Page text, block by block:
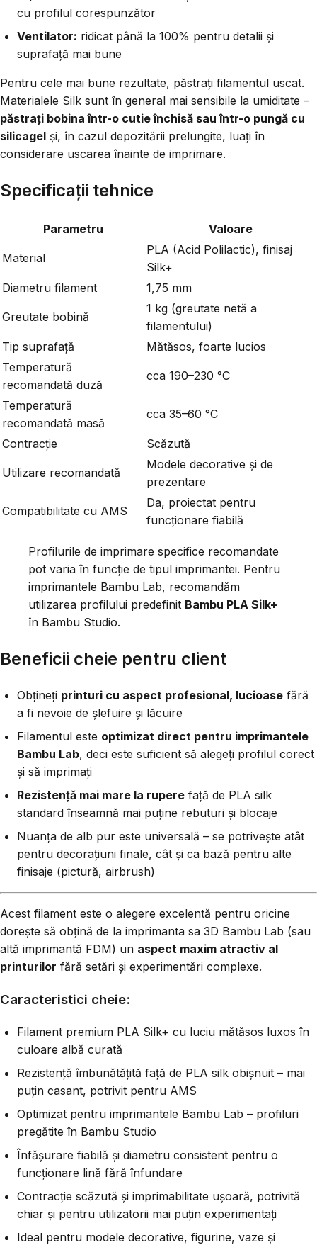
cu profilul corespunzător
Ventilator: ridicat până la 100% pentru detalii și
suprafață mai bune
Pentru cele mai bune rezultate, păstrați filamentul uscat.
Materialele Silk sunt în general mai sensibile la umiditate –
păstrați bobina într-o cutie închisă sau într-o pungă cu
silicagel și, în cazul depozitării prelungite, luați în
considerare uscarea înainte de imprimare.
Specificații tehnice
Parametru Valoare
Material
PLA (Acid Polilactic), finisaj
Silk+
Diametru filament
1,75 mm
Greutate bobină
1 kg (greutate netă a
filamentului)
Tip suprafață
Mătăsos, foarte lucios
Temperatură
recomandată duză
cca 190–230 °C
Temperatură
recomandată masă
cca 35–60 °C
Contracție Scăzută
Utilizare recomandată
Modele decorative și de
prezentare
Compatibilitate cu AMS
Da, proiectat pentru
funcționare fiabilă
Profilurile de imprimare specifice recomandate
pot varia în funcție de tipul imprimantei. Pentru
imprimantele Bambu Lab, recomandăm
utilizarea profilului predefinit Bambu PLA Silk+
în Bambu Studio.
Beneficii cheie pentru client
Obțineți printuri cu aspect profesional, lucioase fără
a fi nevoie de șlefuire și lăcuire
Filamentul este optimizat direct pentru imprimantele
Bambu Lab, deci este suficient să alegeți profilul corect
și să imprimați
Rezistență mai mare la rupere față de PLA silk
standard înseamnă mai puține rebuturi și blocaje
Nuanța de alb pur este universală – se potrivește atât
pentru decorațiuni finale, cât și ca bază pentru alte
finisaje (pictură, airbrush)
Acest filament este o alegere excelentă pentru oricine
dorește să obțină de la imprimanta sa 3D Bambu Lab (sau
altă imprimantă FDM) un aspect maxim atractiv al
printurilor fără setări și experimentări complexe.
Caracteristici cheie:
Filament premium PLA Silk+ cu luciu mătăsos luxos în
culoare albă curată
Rezistență îmbunătățită față de PLA silk obișnuit – mai
puțin casant, potrivit pentru AMS
Optimizat pentru imprimantele Bambu Lab – profiluri
pregătite în Bambu Studio
Înfășurare fiabilă și diametru consistent pentru o
funcționare lină fără înfundare
Contracție scăzută și imprimabilitate ușoară, potrivită
chiar și pentru utilizatorii mai puțin experimentați
Ideal pentru modele decorative, figurine, vaze și